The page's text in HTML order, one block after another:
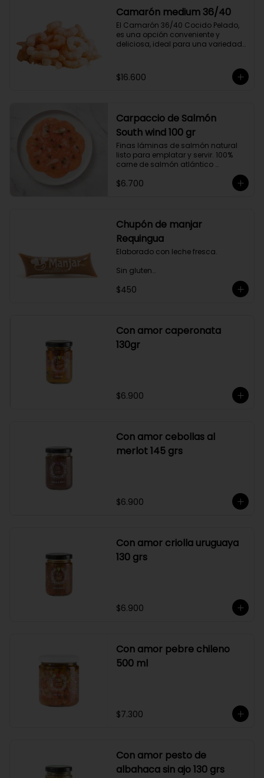
Lo diseñamos intencionalmente
para resaltar la intensidad y
generar una gran sinergia si se
añade leche. Se trata de un Blend
con un rico sabor achocolatado.
Camarón medium 36/40
El Camarón 36/40 Cocido Pelado,
es una opción conveniente y
deliciosa, ideal para una variedad
camarones son perfectos para
ensaladas, pastas, arroces y
Ricos en proteínas y listos para
comer, son una opción rápida y
nutritiva que añade un toque
gourmet a tus comidas.
$16.600
Carpaccio de Salmón
South wind 100 gr
Finas láminas de salmón natural
listo para emplatar y servir. 100%
carne de salmón atlántico
Producto sellado al vacío y
congelado.
$6.700
Chupón de manjar
Requingua
Elaborado con leche fresca.
Sin gluten
Sin Saborizantes
$450
Con amor caperonata
130gr
$6.900
Con amor cebollas al
merlot 145 grs
$6.900
Con amor criolla uruguaya
130 grs
$6.900
Con amor pebre chileno
500 ml
$7.300
Con amor pesto de
albahaca sin ajo 130 grs